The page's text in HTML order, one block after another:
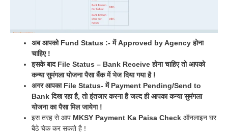
अब आपको Fund Status :- में Approved by Agency होना
चाहिए !
इसके बाद File Status – Bank Receive होना चाहिए तो आपको
कन्या सुमंगला योजना पैसा बैंक में भेज दिया गया है !
अगर आपका File Status- में Payment Pending/Send to
Bank दिख रहा है, तो इंतजार करना है जल्द ही आपका कन्या सुमंगला
योजना का पैसा मिल जायेगा !
इस तरह से आप MKSY Payment Ka Paisa Check ऑनलाइन घर
बैठे चेक कर सकते है !